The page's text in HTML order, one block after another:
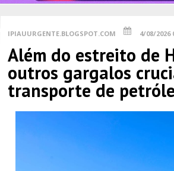
IPIAUURGENTE.BLOGSPOT.COM 4/08/2026
Além do estreito de
outros gargalos
transporte de